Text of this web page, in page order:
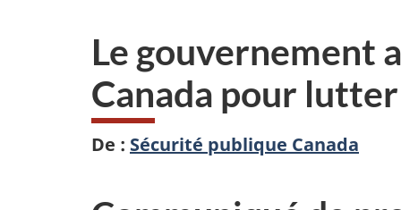
Le gouvernement
Canada pour
De : Sécurité publique Canada